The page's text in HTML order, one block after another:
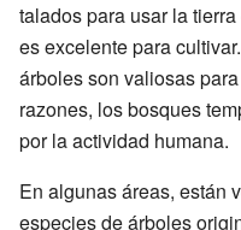
talados para usar la
es excelente para
árboles son valiosas
razones, los bosques
por la actividad humana.
En algunas áreas, están
especies de árboles